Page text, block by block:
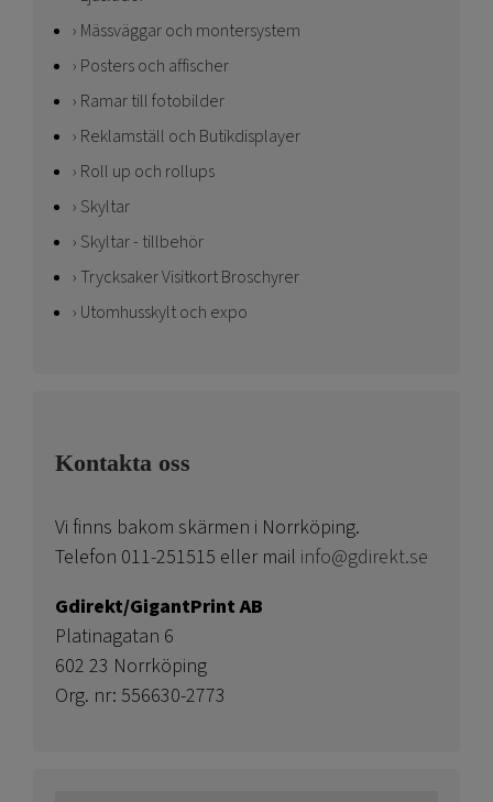
Mässväggar och montersystem
Posters och affischer
Ramar till fotobilder
Reklamställ och Butikdisplayer
Roll up och rollups
Skyltar
Skyltar - tillbehör
Trycksaker Visitkort Broschyrer
Utomhusskylt och expo
Kontakta oss
Vi finns bakom skärmen i Norrköping.
Telefon 011-251515 eller mail info@gdirekt.se
Gdirekt/GigantPrint AB
Platinagatan 6
602 23 Norrköping
Org. nr: 556630-2773